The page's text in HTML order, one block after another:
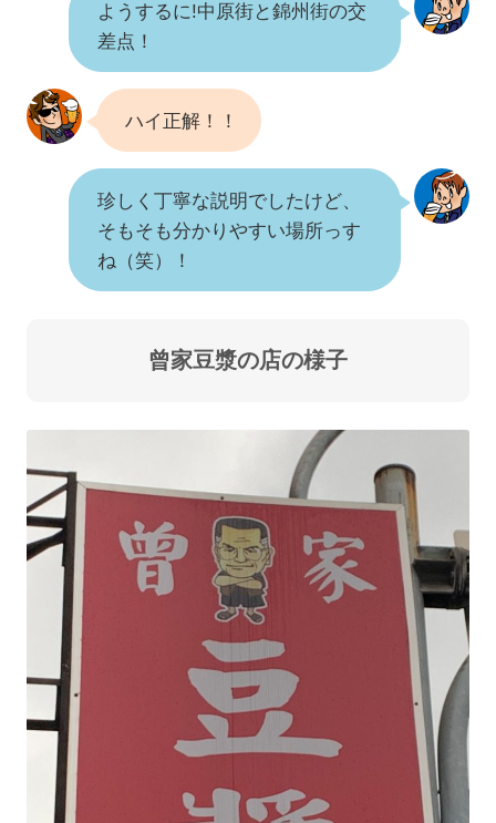
ようするに!中原街と錦州街の交
差点！
ハイ正解！！
珍しく丁寧な説明でしたけど、
そもそも分かりやすい場所っす
ね（笑）！
曾家豆漿の店の様子